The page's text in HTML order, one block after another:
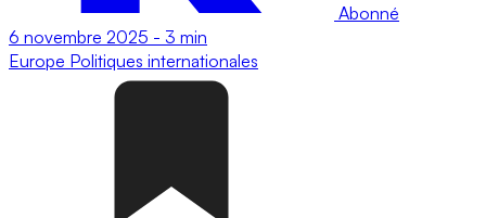
Abonné
6 novembre 2025 - 3 min
Europe Politiques internationales